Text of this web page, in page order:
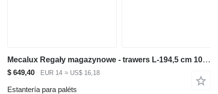
Mecalux Regały magazynowe - trawers L-194,5 cm 10x5 cm używany
$ 649,40 EUR 14 ≈ US$ 16,18
Estantería para paléts